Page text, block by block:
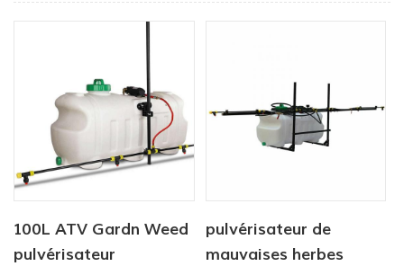
100L ATV Gardn Weed
pulvérisateur
pulvérisateur de
mauvaises herbes